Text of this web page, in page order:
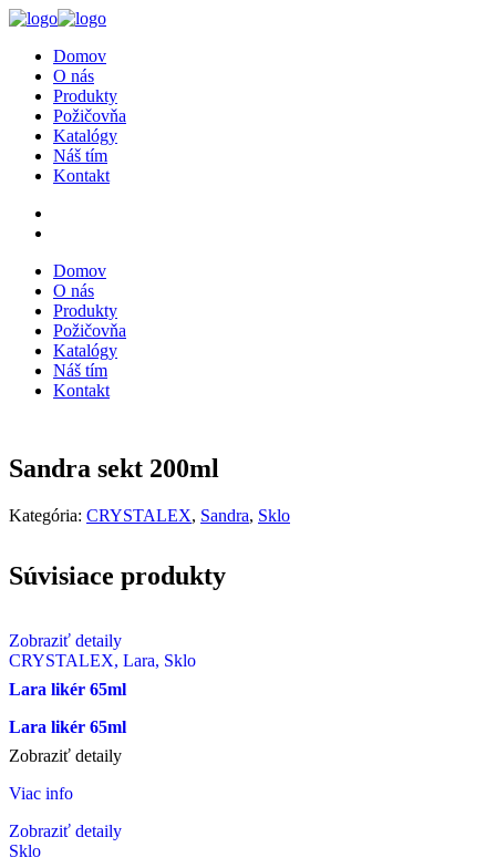
Domov
O nás
Produkty
Požičovňa
Katalógy
Náš tím
Kontakt
Domov
O nás
Produkty
Požičovňa
Katalógy
Náš tím
Kontakt
Sandra sekt 200ml
Kategória: CRYSTALEX, Sandra, Sklo
Súvisiace produkty
Zobraziť detaily
CRYSTALEX, Lara, Sklo
Lara likér 65ml
Lara likér 65ml
Zobraziť detaily
Viac info
Zobraziť detaily
Sklo